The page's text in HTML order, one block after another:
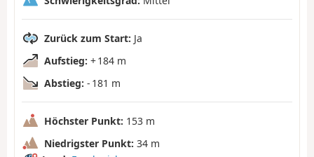
Zurück zum Start: Ja
Aufstieg: + 184 m
Abstieg: - 181 m
Höchster Punkt: 153 m
Niedrigster Punkt: 34 m